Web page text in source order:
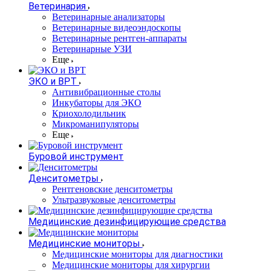
Ветеринария
Ветеринарные анализаторы
Ветеринарные видеоэндоскопы
Ветеринарные рентген-аппараты
Ветеринарные УЗИ
Еще
ЭКО и ВРТ
Антивибрационные столы
Инкубаторы для ЭКО
Криохолодильник
Микроманипуляторы
Еще
Буровой инструмент
Денситометры
Рентгеновские денситометры
Ультразвуковые денситометры
Медицинские дезинфицирующие средства
Медицинские мониторы
Медицинские мониторы для диагностики
Медицинские мониторы для хирургии